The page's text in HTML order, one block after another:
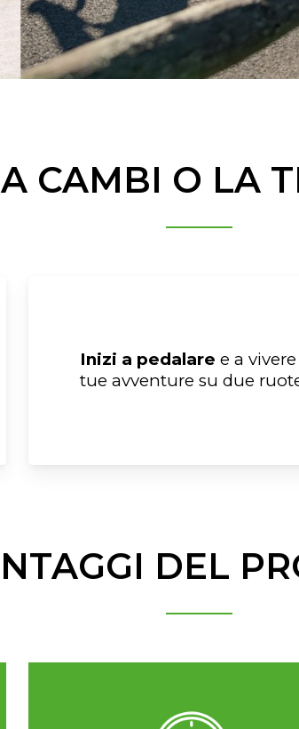
CAMBI O LA
Inizi a pedalare e a vivere
tue avventure su due
DEL